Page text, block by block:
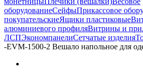
оборудованиеСейфыПрикассовое
покупательскиеЯщики пластиковые
алюминиевого профиляВитрины и
ЛСПЭкономпанелиСетчатые изделия
-EVM-1500-2 Вешало напольное для